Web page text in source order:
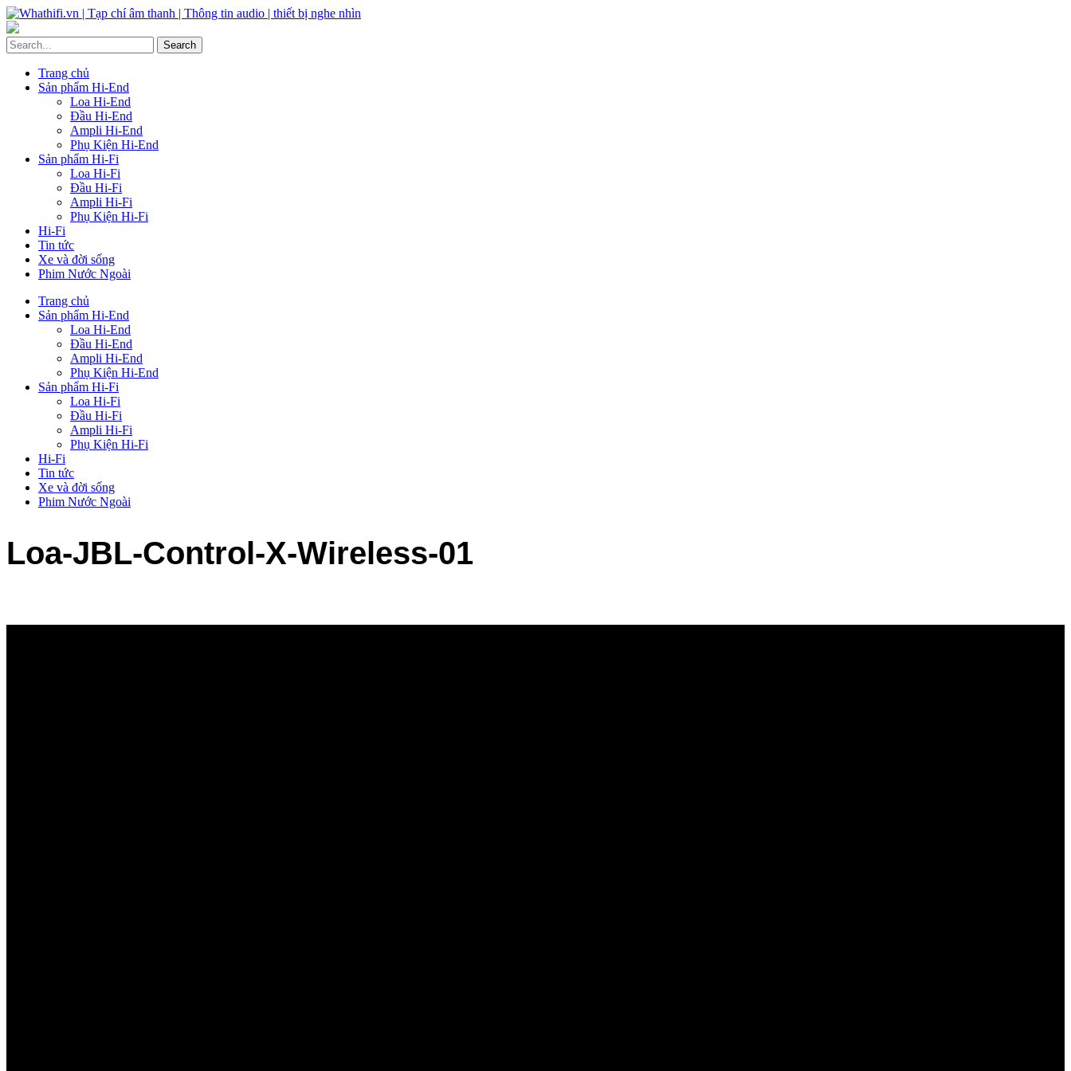
Trang chủ
Sản phẩm Hi-End
Loa Hi-End
Đầu Hi-End
Ampli Hi-End
Phụ Kiện Hi-End
Sản phẩm Hi-Fi
Loa Hi-Fi
Đầu Hi-Fi
Ampli Hi-Fi
Phụ Kiện Hi-Fi
Hi-Fi
Tin tức
Xe và đời sống
Phim Nước Ngoài
Trang chủ
Sản phẩm Hi-End
Loa Hi-End
Đầu Hi-End
Ampli Hi-End
Phụ Kiện Hi-End
Sản phẩm Hi-Fi
Loa Hi-Fi
Đầu Hi-Fi
Ampli Hi-Fi
Phụ Kiện Hi-Fi
Hi-Fi
Tin tức
Xe và đời sống
Phim Nước Ngoài
Loa-JBL-Control-X-Wireless-01